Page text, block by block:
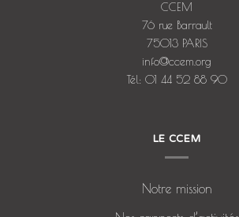
CCEM
76 rue Barrault
75013 PARIS
info@ccem.org
Tél: 01 44 52 88 90
LE CCEM
Notre mission